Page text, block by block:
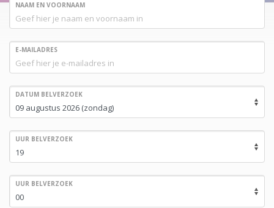
NAAM EN VOORNAAM
E-MAILADRES
DATUM BELVERZOEK
UUR BELVERZOEK
UUR BELVERZOEK